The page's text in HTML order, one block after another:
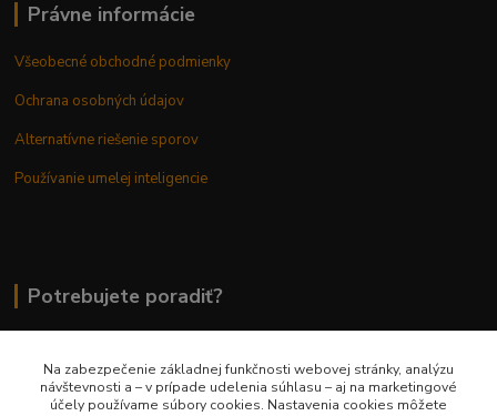
Právne informácie
Všeobecné obchodné podmienky
Ochrana osobných údajov
Alternatívne riešenie sporov
Používanie umelej inteligencie
Potrebujete poradiť?
0948 236 042
Na zabezpečenie základnej funkčnosti webovej stránky, analýzu
návštevnosti a – v prípade udelenia súhlasu – aj na marketingové
účely používame súbory cookies. Nastavenia cookies môžete